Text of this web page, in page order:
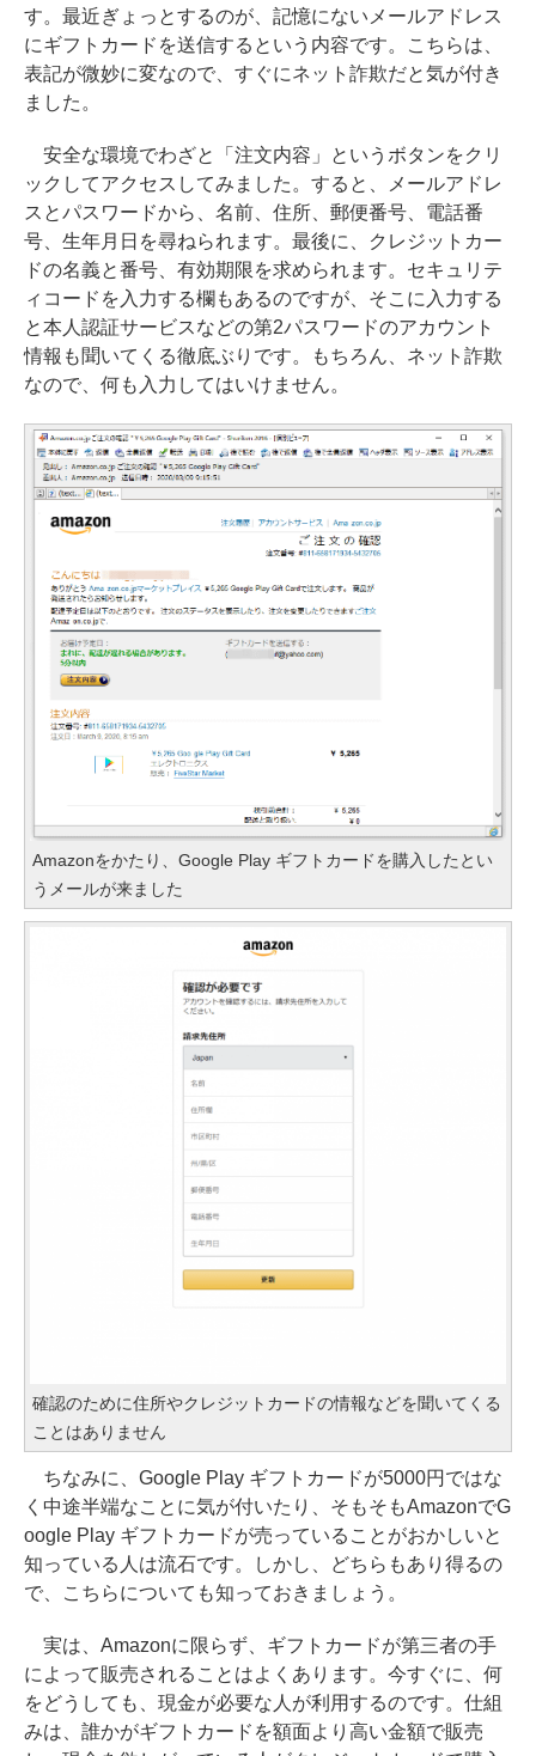
す。最近ぎょっとするのが、記憶にないメールアドレス
にギフトカードを送信するという内容です。こちらは、
表記が微妙に変なので、すぐにネット詐欺だと気が付き
ました。
安全な環境でわざと「注文内容」というボタンをクリ
ックしてアクセスしてみました。すると、メールアドレ
スとパスワードから、名前、住所、郵便番号、電話番
号、生年月日を尋ねられます。最後に、クレジットカー
ドの名義と番号、有効期限を求められます。セキュリテ
ィコードを入力する欄もあるのですが、そこに入力する
と本人認証サービスなどの第2パスワードのアカウント
情報も聞いてくる徹底ぶりです。もちろん、ネット詐欺
なので、何も入力してはいけません。
Amazonをかたり、Google Play ギフトカードを購入したとい
うメールが来ました
確認のために住所やクレジットカードの情報などを聞いてくる
ことはありません
ちなみに、Google Play ギフトカードが5000円ではな
く中途半端なことに気が付いたり、そもそもAmazonでG
oogle Play ギフトカードが売っていることがおかしいと
知っている人は流石です。しかし、どちらもあり得るの
で、こちらについても知っておきましょう。
実は、Amazonに限らず、ギフトカードが第三者の手
によって販売されることはよくあります。今すぐに、何
をどうしても、現金が必要な人が利用するのです。仕組
みは、誰かがギフトカードを額面より高い金額で販売